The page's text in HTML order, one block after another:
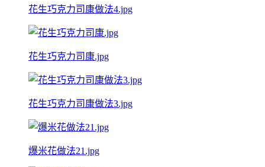
花生巧克力司康做法4.jpg
花生巧克力司康.jpg
花生巧克力司康做法3.jpg
爆米花做法21.jpg